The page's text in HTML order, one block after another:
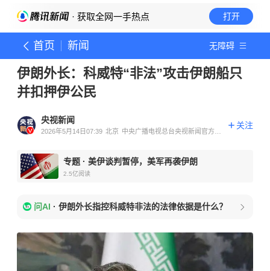
· 获取全网一手热点 打开
首页 新闻 无障碍
伊朗外长：科威特“非法”攻击伊朗船只
并扣押伊公民
央视新闻
2026年5月14日07:39 北京 中央广播电视总台央视新闻官方账
关注
专题 · 美伊谈判暂停，美军再袭伊朗
2.5亿阅读
问AI · 伊朗外长指控科威特非法的法律依据是什么？